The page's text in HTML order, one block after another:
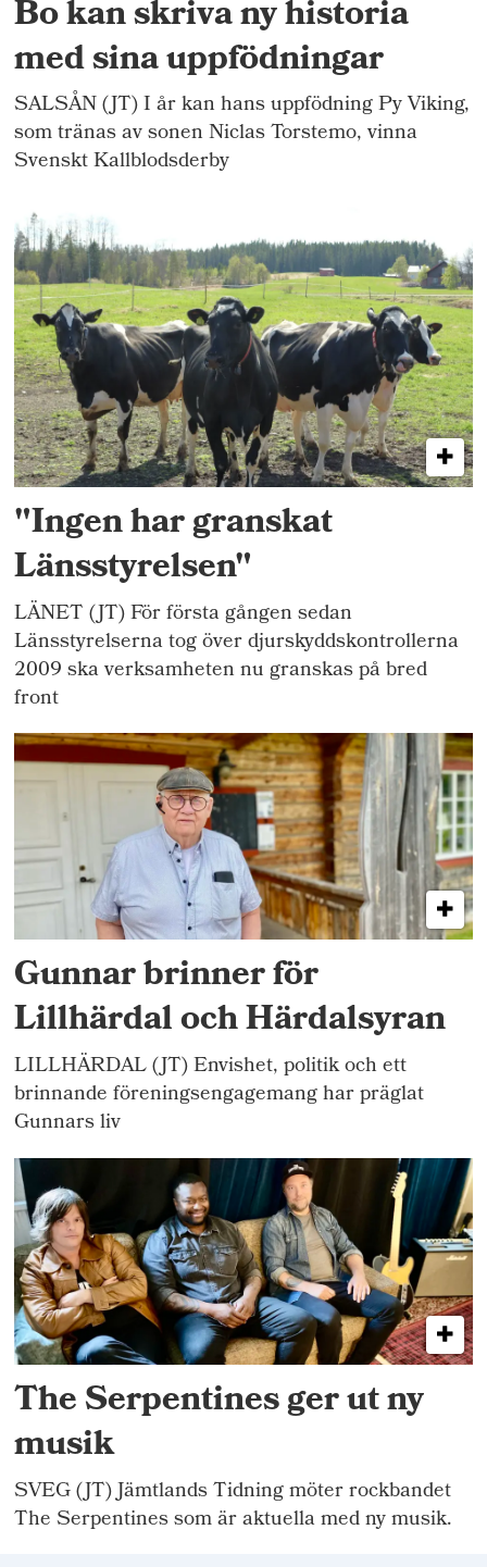
Bo kan skriva ny historia
med sina uppfödningar
SALSÅN (JT) I år kan hans uppfödning Py Viking,
som tränas av sonen Niclas Torstemo, vinna
Svenskt Kallblodsderby
"Ingen har granskat
Länsstyrelsen"
LÄNET (JT) För första gången sedan
Länsstyrelserna tog över djurskyddskontrollerna
2009 ska verksamheten nu granskas på bred
front
Gunnar brinner för
Lillhärdal och Härdalsyran
LILLHÄRDAL (JT) Envishet, politik och ett
brinnande föreningsengagemang har präglat
Gunnars liv
The Serpentines ger ut ny
musik
SVEG (JT) Jämtlands Tidning möter rockbandet
The Serpentines som är aktuella med ny musik.